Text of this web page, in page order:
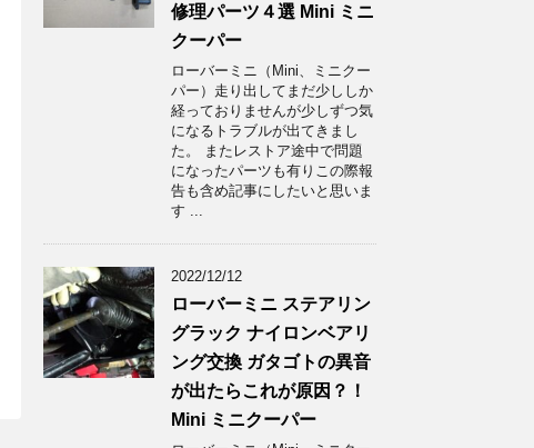
修理パーツ４選 Mini ミニ
クーパー
ローバーミニ（Mini、ミニクー
パー）走り出してまだ少ししか
経っておりませんが少しずつ気
になるトラブルが出てきまし
た。 またレストア途中で問題
になったパーツも有りこの際報
告も含め記事にしたいと思いま
す ...
2022/12/12
ローバーミニ ステアリン
グラック ナイロンベアリ
ング交換 ガタゴトの異音
が出たらこれが原因？！
Mini ミニクーパー